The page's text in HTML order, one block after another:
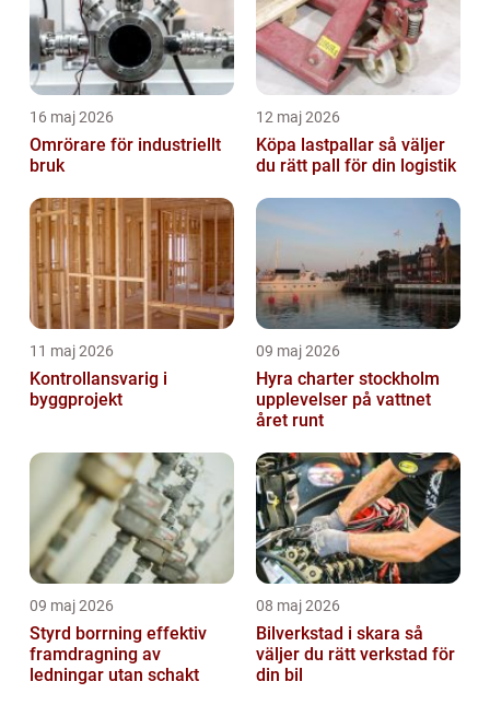
16 maj 2026
Omrörare för industriellt
bruk
12 maj 2026
Köpa lastpallar så väljer
du rätt pall för din logistik
11 maj 2026
Kontrollansvarig i
byggprojekt
09 maj 2026
Hyra charter stockholm
upplevelser på vattnet
året runt
09 maj 2026
Styrd borrning effektiv
framdragning av
ledningar utan schakt
08 maj 2026
Bilverkstad i skara så
väljer du rätt verkstad för
din bil